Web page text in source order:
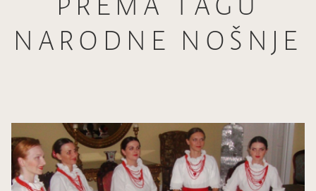
NARODNE NOŠNJE